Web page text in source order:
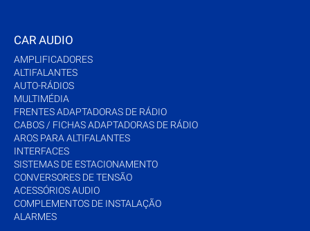
CAR AUDIO
AMPLIFICADORES
ALTIFALANTES
AUTO-RÁDIOS
MULTIMÉDIA
FRENTES ADAPTADORAS DE RÁDIO
CABOS / FICHAS ADAPTADORAS DE RÁDIO
AROS PARA ALTIFALANTES
INTERFACES
SISTEMAS DE ESTACIONAMENTO
CONVERSORES DE TENSÃO
ACESSÓRIOS AUDIO
COMPLEMENTOS DE INSTALAÇÃO
ALARMES